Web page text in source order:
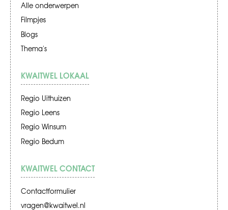
Alle onderwerpen
Filmpjes
Blogs
Thema's
KWAITWEL LOKAAL
Regio Uithuizen
Regio Leens
Regio Winsum
Regio Bedum
KWAITWEL CONTACT
Contactformulier
vragen@kwaitwel.nl